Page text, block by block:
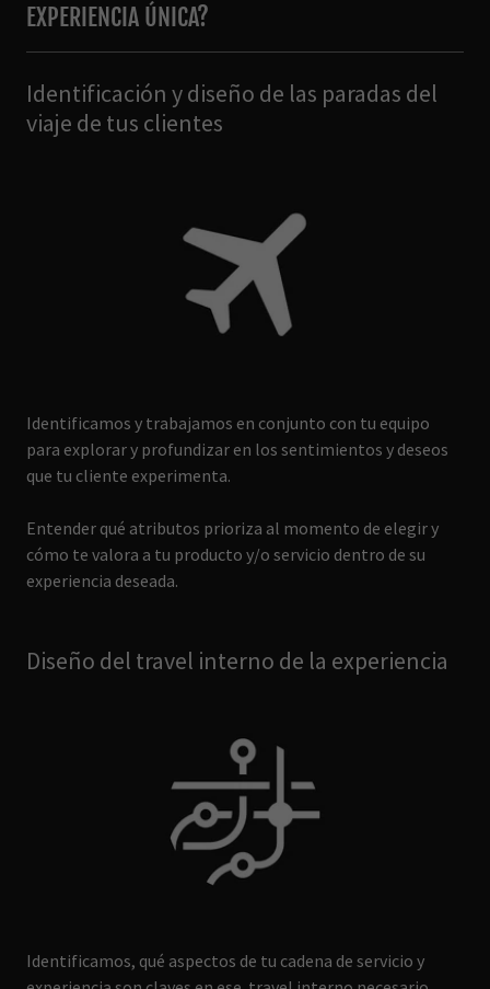
EXPERIENCIA ÚNICA?
Identificación y diseño de las paradas del
viaje de tus clientes
Identificamos y trabajamos en conjunto con tu equipo
para explorar y profundizar en los sentimientos y deseos
que tu cliente experimenta.
Entender qué atributos prioriza al momento de elegir y
cómo te valora a tu producto y/o servicio dentro de su
experiencia deseada.
Diseño del travel interno de la experiencia
Identificamos, qué aspectos de tu cadena de servicio y